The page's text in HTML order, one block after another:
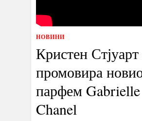
НОВИНИ
Кристен Стјуарт
промовира
парфем Gabrielle
Chanel